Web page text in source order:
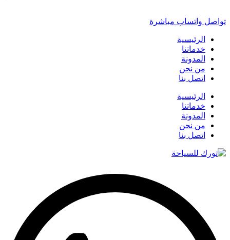
تواصل واتساب مباشرة
الرئيسية
خدماتنا
المدونة
من نحن
اتصل بنا
الرئيسية
خدماتنا
المدونة
من نحن
اتصل بنا